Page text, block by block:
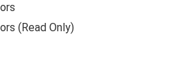
(Read Only)